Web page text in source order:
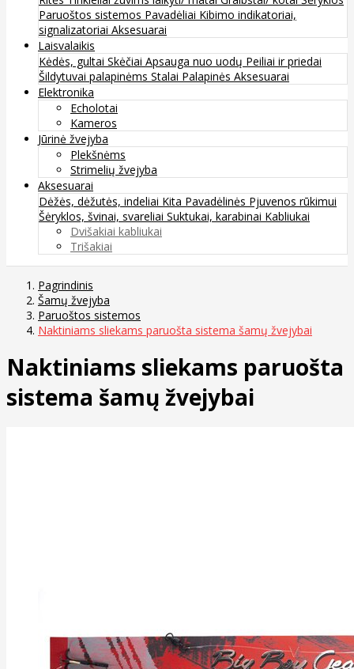
Paruoštos sistemos Pavadėliai Kibimo indikatoriai,
signalizatoriai Aksesuarai
Laisvalaikis
Kėdės, gultai Skėčiai Apsauga nuo uodų Peiliai ir priedai
Šildytuvai palapinėms Stalai Palapinės Aksesuarai
Elektronika
Echolotai
Kameros
Jūrinė žvejyba
Plekšnėms
Strimelių žvejyba
Aksesuarai
Dėžės, dėžutės, indeliai Kita Pavadėlinės Pjuvenos rūkimui
Šėryklos, švinai, svareliai Suktukai, karabinai Kabliukai
Dvišakiai kabliukai
Trišakiai
Pagrindinis
Šamų žvejyba
Paruoštos sistemos
Naktiniams sliekams paruošta sistema šamų žvejybai
Naktiniams sliekams paruošta
sistema šamų žvejybai